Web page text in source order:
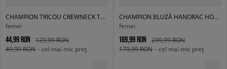
CHAMPION TRICOU CREWNECK TRICOU
femei
44,99 RON
129,99 RON
49,99 RON - cel mai mic preț
CHAMPION BLUZĂ HANORAC HOODED SWEATSHIRT
femei
169,99 RON
299,99 RON
179,99 RON - cel mai mic preț